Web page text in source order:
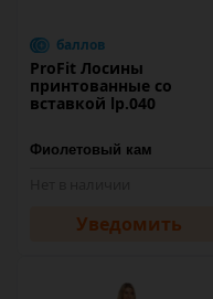
баллов
ProFit Лосины
принтованные со
вставкой lp.040
Уведомить